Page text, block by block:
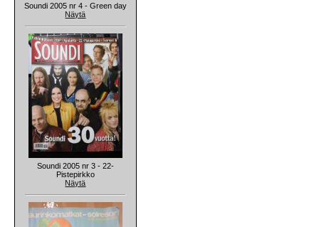
Soundi 2005 nr 4 - Green day
Näytä
Soundi 2005 nr 3 - 22-
Pistepirkko
Näytä